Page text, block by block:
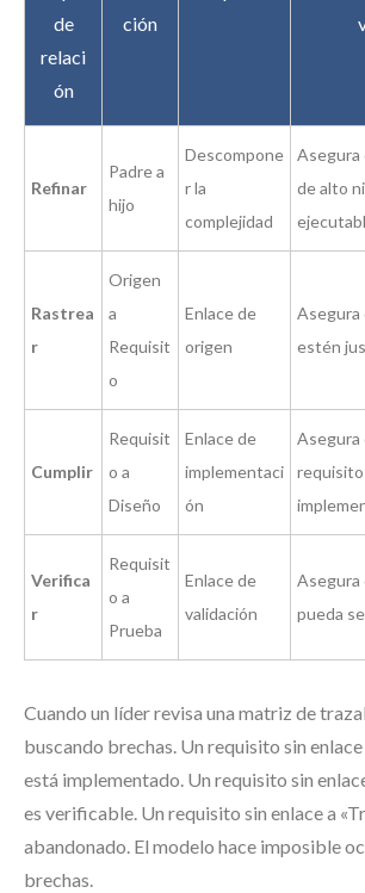
de
relaci
ón
ción
Refinar
Padre a
hijo
Descompone
r la
complejidad
Asegura
de alto
Rastrea
r
Origen
a
Requisit
o
Enlace de
origen
Asegura
estén
Cumplir
Requisit
o a
Diseño
Enlace de
implementaci
ón
Asegura
Verifica
r
Requisit
o a
Prueba
Enlace de
validación
Asegura
pueda
Cuando un líder revisa una matriz de
buscando brechas. Un requisito sin
está implementado. Un requisito sin
es verificable. Un requisito sin enlace a
abandonado. El modelo hace imposible
brechas.